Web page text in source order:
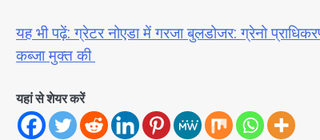
यह भी पढ़ें: ग्रेटर नोएडा में गरजा बुलडोजर: ग्रेनो
कब्जा मुक्त की
यहां से शेयर करें